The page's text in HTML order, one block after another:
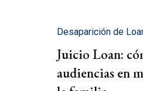
Desaparición de
Juicio Loan:
audiencias en